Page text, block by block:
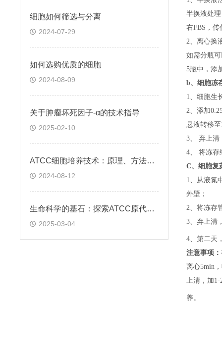
细胞如何筛选与分离
2024-07-29
如何选购优质的细胞
2024-08-09
关于​肿瘤坏死因子-α的技术指导
2025-02-10
ATCC细胞培养技术：原理、方法与应用实践
2024-08-12
生命科学的基石：探索ATCC原代细胞的魅力
2025-03-04
半换液处
右FBS，
2、离心换
如需分瓶
5瓶中，添
b、 细胞冻
1、细胞生
2、添加
悬液转移
3、 弃上清
4、 将冻存
C、 细胞复
1、 从液氮
外壁；
2、 将冻存
3、 弃上清
4、 第二天
注意事项：
离心5min，
上清，加1-
养。